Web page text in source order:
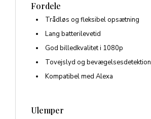
Fordele
Trådløs og fleksibel opsætning
Lang batterilevetid
God billedkvalitet i 1080p
Tovejslyd og bevægelsesdetektion
Kompatibel med Alexa
Ulemper